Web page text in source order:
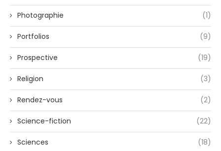
Photographie (1)
Portfolios (9)
Prospective (19)
Religion (3)
Rendez-vous (2)
Science-fiction (22)
Sciences (18)